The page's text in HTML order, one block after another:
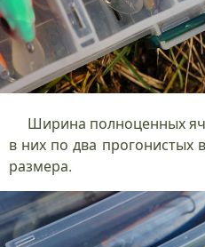
Ширина полноценных
в них по два прогонистых
размера.